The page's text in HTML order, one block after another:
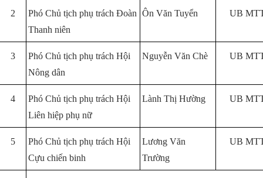
2
Phó Chủ tịch phụ trách Đoàn
Thanh niên
Ôn Văn Tuyển UB
3
Phó Chủ tịch phụ trách Hội
Nông dân
Nguyễn Văn Chè UB
4
Phó Chủ tịch phụ trách Hội
Liên hiệp phụ nữ
Lành Thị Hường UB
5
Phó Chủ tịch phụ trách Hội
Cựu chiến binh
Lương Văn
Trường
UB